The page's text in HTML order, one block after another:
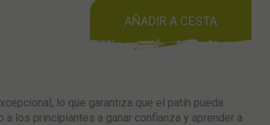
AÑADIR A CESTA
lo que garantiza que el patín pueda
los principiantes a ganar confianza y aprender a